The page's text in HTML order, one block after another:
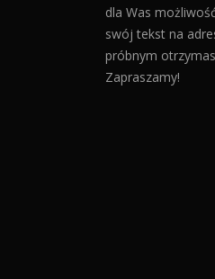
dla Was
swój tekst na
próbnym
Zapraszamy!